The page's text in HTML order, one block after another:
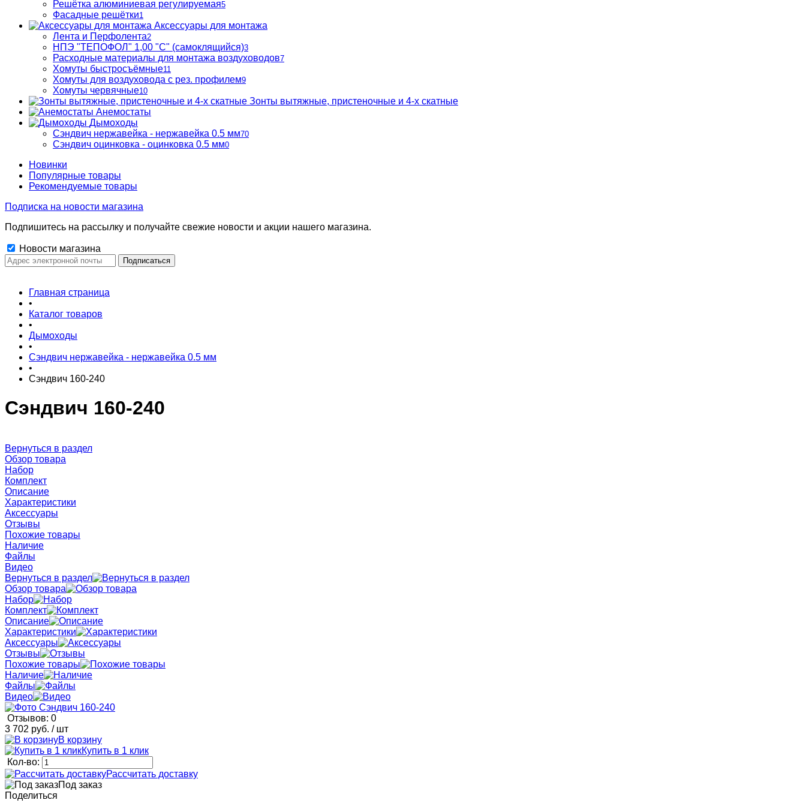
Решётка алюминиевая регулируемая5
Фасадные решётки1
Аксессуары для монтажа
Лента и Перфолента2
НПЭ "ТЕПОФОЛ" 1,00 "С" (самоклящийся)3
Расходные материалы для монтажа воздуховодов7
Хомуты быстросъёмные11
Хомуты для воздуховода с рез. профилем9
Хомуты червячные10
Зонты вытяжные, пристеночные и 4-х скатные
Анемостаты
Дымоходы
Сэндвич нержавейка - нержавейка 0.5 мм70
Сэндвич оцинковка - оцинковка 0.5 мм0
Новинки
Популярные товары
Рекомендуемые товары
Подписка на новости магазина
Подпишитесь на рассылку и получайте свежие новости и акции нашего магазина.
Новости магазина
Главная страница
•
Каталог товаров
•
Дымоходы
•
Сэндвич нержавейка - нержавейка 0.5 мм
•
Сэндвич 160-240
Сэндвич 160-240
Вернуться в раздел
Обзор товара
Набор
Комплект
Описание
Характеристики
Аксессуары
Отзывы
Похожие товары
Наличие
Файлы
Видео
Вернуться в раздел
Обзор товара
Набор
Комплект
Описание
Характеристики
Аксессуары
Отзывы
Похожие товары
Наличие
Файлы
Видео
Отзывов: 0
3 702 руб. / шт
В корзину
Купить в 1 клик
Кол-во:
Рассчитать доставку
Под заказ
Поделиться